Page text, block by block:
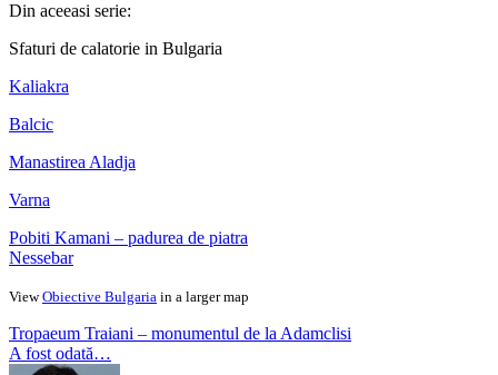
Din aceeasi serie:
Sfaturi de calatorie in Bulgaria
Kaliakra
Balcic
Manastirea Aladja
Varna
Pobiti Kamani – padurea de piatra
Nessebar
ViewObiective Bulgaria in a larger map
Tropaeum Traiani – monumentul de la Adamclisi
A fost odată…